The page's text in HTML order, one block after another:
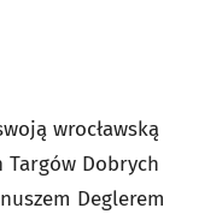
wrocławską
Targów Dobrych
Deglerem